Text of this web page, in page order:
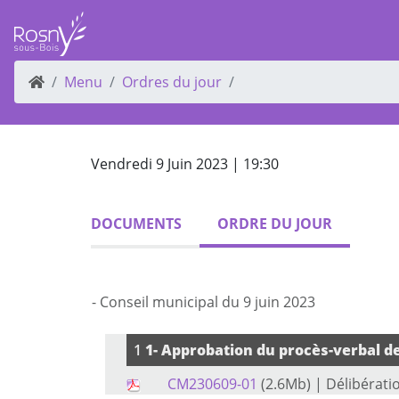
Menu Ordres du jour
Vendredi 9 Juin 2023 | 19:30
DOCUMENTS ORDRE DU JOUR
- Conseil municipal du 9 juin 2023
1 1- Approbation du procès-verbal
CM230609-01 (2.6Mb) |